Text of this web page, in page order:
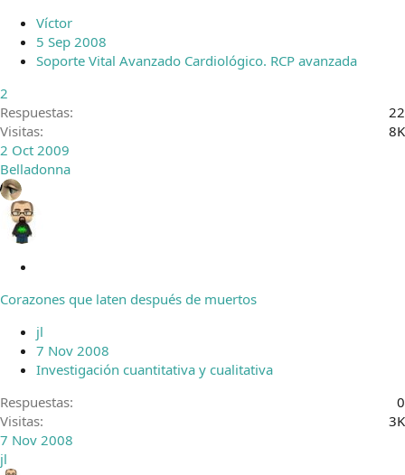
Víctor
5 Sep 2008
Soporte Vital Avanzado Cardiológico. RCP avanzada
2
Respuestas
22
Visitas
8K
2 Oct 2009
Belladonna
r
a
d
o
Corazones que laten después de muertos
jl
7 Nov 2008
Investigación cuantitativa y cualitativa
Respuestas
0
Visitas
3K
7 Nov 2008
jl